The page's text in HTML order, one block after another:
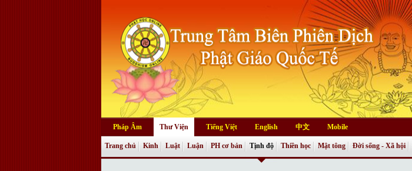
Pháp Âm Thư Viện Tiếng Việt English 中文 Mobile
Trang chủ Kinh Luật Luận PH cơ bản Tịnh độ Thiền học Mật tông Đời sống - Xã hội